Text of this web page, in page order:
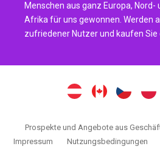
Menschen aus ganz Europa, Nord-
Afrika für uns gewonnen. Werden
zufriedener Nutzer und kaufen Sie
Prospekte und Angebote aus
Impressum
Nutzungsbedingungen